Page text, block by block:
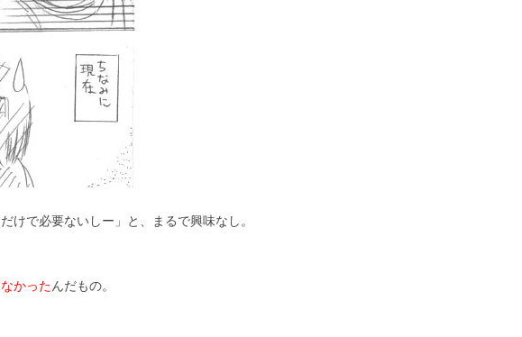
けで必要ないしー」と、まるで興味なし。
かったんだもの。